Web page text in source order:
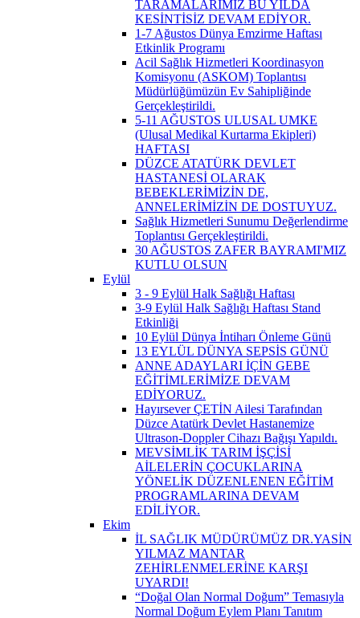
TARAMALARIMIZ BU YILDA
KESİNTİSİZ DEVAM EDİYOR.
1-7 Ağustos Dünya Emzirme Haftası
Etkinlik Programı
Acil Sağlık Hizmetleri Koordinasyon
Komisyonu (ASKOM) Toplantısı
Müdürlüğümüzün Ev Sahipliğinde
Gerçekleştirildi.
5-11 AĞUSTOS ULUSAL UMKE
(Ulusal Medikal Kurtarma Ekipleri)
HAFTASI
DÜZCE ATATÜRK DEVLET
HASTANESİ OLARAK
BEBEKLERİMİZİN DE,
ANNELERİMİZİN DE DOSTUYUZ.
Sağlık Hizmetleri Sunumu Değerlendirme
Toplantısı Gerçekleştirildi.
30 AĞUSTOS ZAFER BAYRAMI'MIZ
KUTLU OLSUN
Eylül
3 - 9 Eylül Halk Sağlığı Haftası
3-9 Eylül Halk Sağlığı Haftası Stand
Etkinliği
10 Eylül Dünya İntiharı Önleme Günü
13 EYLÜL DÜNYA SEPSİS GÜNÜ
ANNE ADAYLARI İÇİN GEBE
EĞİTİMLERİMİZE DEVAM
EDİYORUZ.
Hayırsever ÇETİN Ailesi Tarafından
Düzce Atatürk Devlet Hastanemize
Ultrason-Doppler Cihazı Bağışı Yapıldı.
MEVSİMLİK TARIM İŞÇİSİ
AİLELERİN ÇOCUKLARINA
YÖNELİK DÜZENLENEN EĞİTİM
PROGRAMLARINA DEVAM
EDİLİYOR.
Ekim
İL SAĞLIK MÜDÜRÜMÜZ DR.YASİN
YILMAZ MANTAR
ZEHİRLENMELERİNE KARŞI
UYARDI!
“Doğal Olan Normal Doğum” Temasıyla
Normal Doğum Eylem Planı Tanıtım